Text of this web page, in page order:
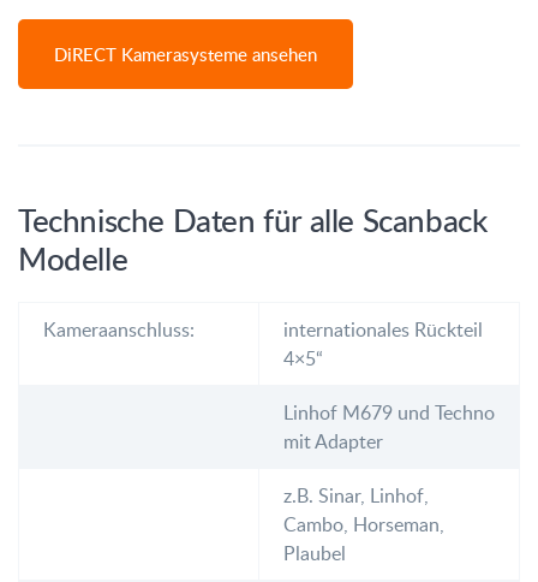
DiRECT Kamerasysteme ansehen
Technische Daten für alle Scanback
Modelle
Kameraanschluss:
internationales Rückteil
4×5“
Linhof M679 und Techno
mit Adapter
z.B. Sinar, Linhof,
Cambo, Horseman,
Plaubel